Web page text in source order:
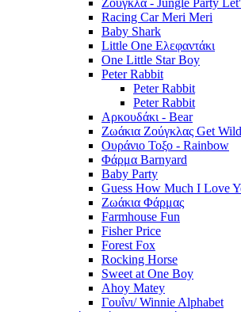
Racing Car Meri Meri
Baby Shark
Little One Ελεφαντάκι
One Little Star Boy
Peter Rabbit
Peter Rabbit
Peter Rabbit
Αρκουδάκι - Bear
Ζωάκια Ζούγκλας Get Wild
Ουράνιο Τοξο - Rainbow
Φάρμα Barnyard
Baby Party
Guess How Much I Love
Ζωάκια Φάρμας
Farmhouse Fun
Fisher Price
Forest Fox
Rocking Horse
Sweet at One Boy
Ahoy Matey
Γουΐνι/ Winnie Alphabet